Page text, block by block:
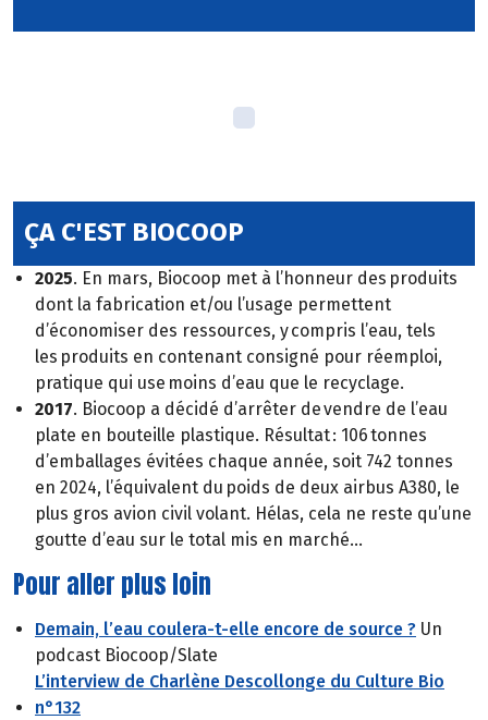
ÇA C'EST BIOCOOP
2025. En mars, Biocoop met à l’honneur des produits
dont la fabrication et/ou l’usage permettent
d’économiser des ressources, y compris l’eau, tels
les produits en contenant consigné pour réemploi,
pratique qui use moins d’eau que le recyclage.
2017. Biocoop a décidé d’arrêter de vendre de l’eau
plate en bouteille plastique. Résultat : 106 tonnes
d’emballages évitées chaque année, soit 742 tonnes
en 2024, l’équivalent du poids de deux airbus A380, le
plus gros avion civil volant. Hélas, cela ne reste qu’une
goutte d’eau sur le total mis en marché…
Pour aller plus loin
Demain, l’eau coulera-t-elle encore de source ? Un
podcast Biocoop/Slate
L’interview de Charlène Descollonge du Culture Bio
n°132